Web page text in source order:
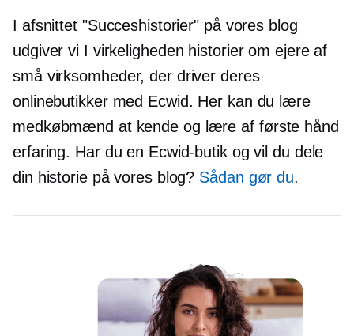
I afsnittet "Succeshistorier" på vores blog
udgiver vi I virkeligheden historier om ejere af
små virksomheder, der driver deres
onlinebutikker med Ecwid. Her kan du lære
medkøbmænd at kende og lære af første hånd
erfaring. Har du en Ecwid-butik og vil du dele
din historie på vores blog? Sådan gør du.